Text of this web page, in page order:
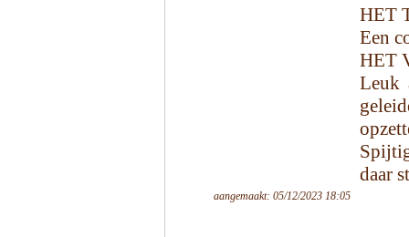
HET
Een
HET
Leuk
daar
aangemaakt: 05/12/2023 18:05